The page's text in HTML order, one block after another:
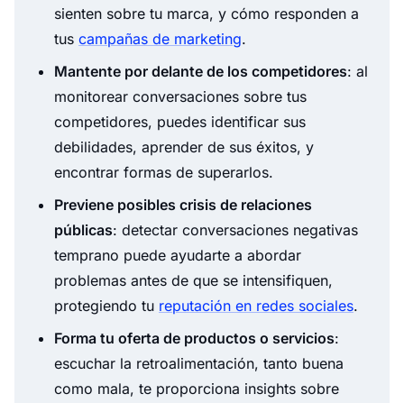
sienten sobre tu marca, y cómo responden a
tus campañas de marketing.
Mantente por delante de los competidores: al
monitorear conversaciones sobre tus
competidores, puedes identificar sus
debilidades, aprender de sus éxitos, y
encontrar formas de superarlos.
Previene posibles crisis de relaciones
públicas: detectar conversaciones negativas
temprano puede ayudarte a abordar
problemas antes de que se intensifiquen,
protegiendo tu reputación en redes sociales.
Forma tu oferta de productos o servicios:
escuchar la retroalimentación, tanto buena
como mala, te proporciona insights sobre